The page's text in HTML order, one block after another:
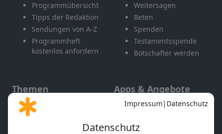
Programmübersicht
Tipps der Redaktion
Sendungen von A-Z
Programmheft
kostenlos anfordern
Weitersagen
Beten
Spenden
Testamentsspende
Botschafter werden
Themen
Gott und Bibel erklärt
Apps & Angebote
Mobile App